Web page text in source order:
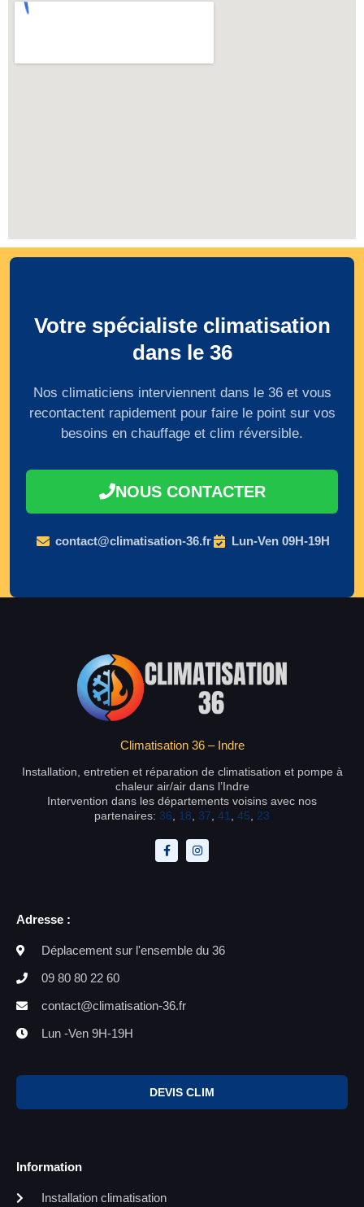
Votre spécialiste climatisation
dans le 36
Nos climaticiens interviennent dans le 36 et vous
recontactent rapidement pour faire le point sur vos
besoins en chauffage et clim réversible.
NOUS CONTACTER
contact@climatisation-36.fr Lun-Ven 09H-19H
Climatisation 36 – Indre
Installation, entretien et réparation de climatisation et pompe à
chaleur air/air dans l’Indre
Intervention dans les départements voisins avec nos
partenaires: 36 18 37 41 45 23
Adresse :
Déplacement sur l'ensemble du 36
09 80 80 22 60
contact@climatisation-36.fr
Lun -Ven 9H-19H
DEVIS CLIM
Information
Installation climatisation